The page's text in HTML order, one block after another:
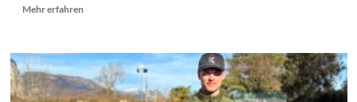
Mehr erfahrenMehr
Jeremy
Sydow
–
Wechsel